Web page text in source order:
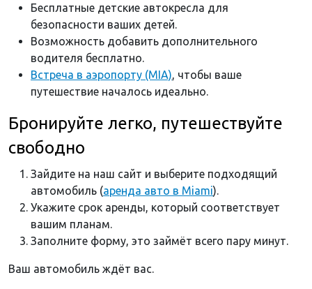
Бесплатные детские автокресла для
безопасности ваших детей.
Возможность добавить дополнительного
водителя бесплатно.
Встреча в аэропорту (MIA), чтобы ваше
путешествие началось идеально.
Бронируйте легко, путешествуйте
свободно
Зайдите на наш сайт и выберите подходящий
автомобиль (аренда авто в Miami).
Укажите срок аренды, который соответствует
вашим планам.
Заполните форму, это займёт всего пару минут.
Ваш автомобиль ждёт вас.